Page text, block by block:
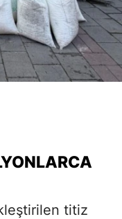
titiz